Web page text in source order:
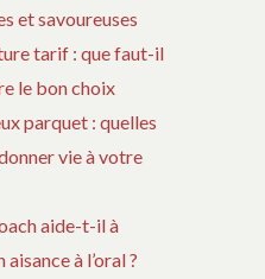
et savoureuses
tarif : que faut-il
le bon choix
parquet : quelles
vie à votre
aide-t-il à
à l’oral ?